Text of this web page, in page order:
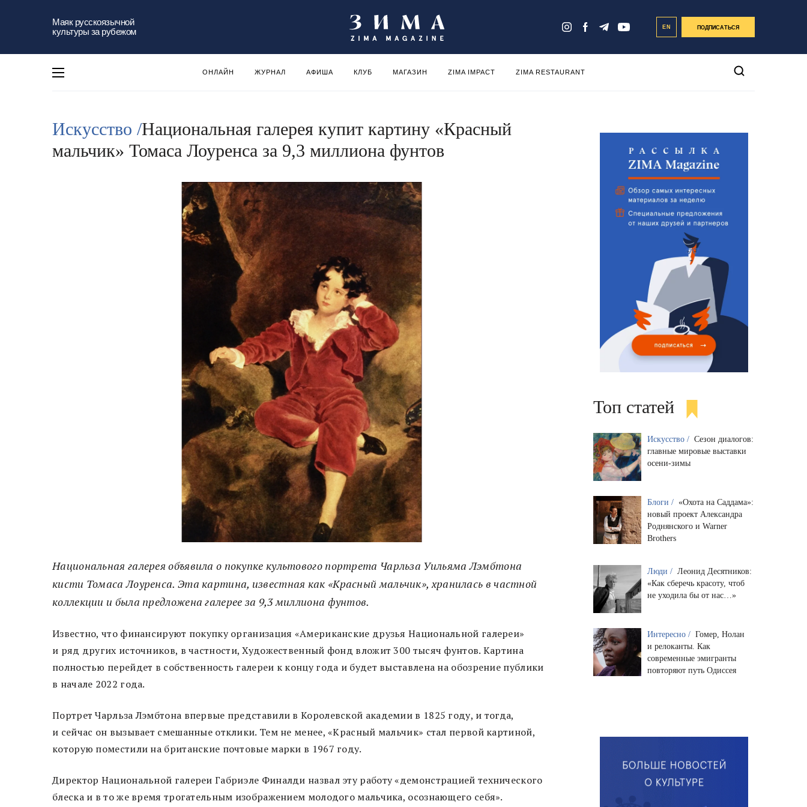
Маяк русскоязычной
культуры за рубежом
EN ПОДПИСАТЬСЯ
ОНЛАЙН ЖУРНАЛ АФИША КЛУБ МАГАЗИН ZIMA IMPACT ZIMA RESTAURANT
Искусство /Национальная галерея купит картину «Красный
мальчик» Томаса Лоуренса за 9,3 миллиона фунтов
Национальная галерея объявила о покупке культового портрета Чарльза Уильяма Лэмбтона
кисти Томаса Лоуренса. Эта картина, известная как «Красный мальчик», хранилась в частной
коллекции и была предложена галерее за 9,3 миллиона фунтов.
Известно, что финансируют покупку организация «Американские друзья Национальной галереи»
и ряд других источников, в частности, Художественный фонд вложит 300 тысяч фунтов. Картина
полностью перейдет в собственность галереи к концу года и будет выставлена на обозрение публики
в начале 2022 года.
Портрет Чарльза Лэмбтона впервые представили в Королевской академии в 1825 году, и тогда,
и сейчас он вызывает смешанные отклики. Тем не менее, «Красный мальчик» стал первой картиной,
которую поместили на британские почтовые марки в 1967 году.
Директор Национальной галереи Габриэле Финалди назвал эту работу «демонстрацией технического
блеска и в то же время трогательным изображением молодого мальчика, осознающего себя».
Топ статей
Искусство / Сезон диалогов:
главные мировые выставки
осени-зимы
Блоги / «Охота на Саддама»:
новый проект Александра
Роднянского и Warner
Brothers
Люди / Леонид Десятников:
«Как сберечь красоту, чтоб
не уходила бы от нас…»
Интересно / Гомер, Нолан
и релоканты. Как
современные эмигранты
повторяют путь Одиссея